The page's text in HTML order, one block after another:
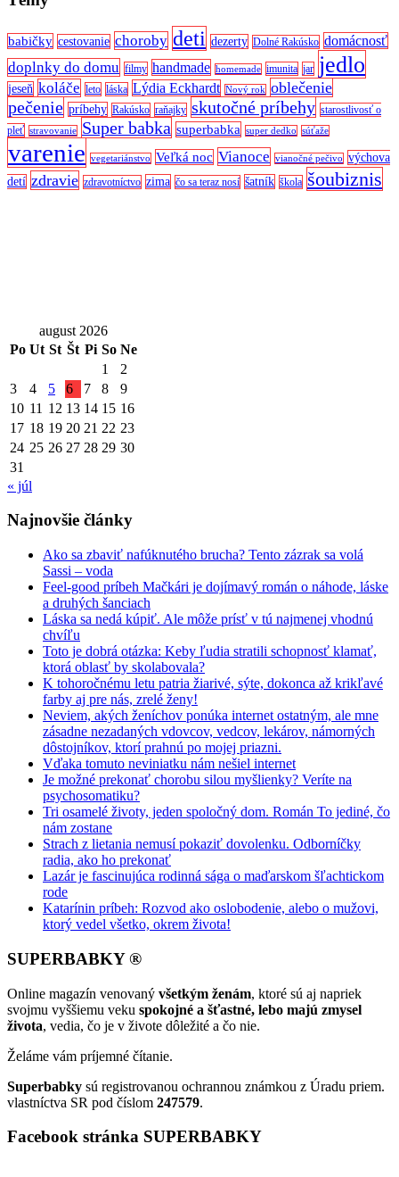
babičky cestovanie choroby deti dezerty Dolné Rakúsko domácnosť
doplnky do domu filmy handmade homemade imunita jar jedlo
jeseň koláče leto láska Lýdia Eckhardt Nový rok oblečenie
pečenie príbehy Rakúsko raňajky skutočné príbehy starostlivosť o
pleť stravovanie Super babka superbabka super dedko súťaže
varenie vegetariánstvo Veľká noc Vianoce vianočné pečivo
výchova
detí zdravie zdravotníctvo zima čo sa teraz nosí šatník škola šoubiznis
august 2026
Po Ut St Št Pi So Ne
1
2
3
4 5 6 7 8
9
10 11 12 13 14 15 16
17 18 19 20 21 22 23
24 25 26 27 28 29 30
31
« júl
Najnovšie články
Ako sa zbaviť nafúknutého brucha? Tento zázrak sa volá
Sassi – voda
Feel-good príbeh Mačkári je dojímavý román o náhode, láske
a druhých šanciach
Láska sa nedá kúpiť. Ale môže prísť v tú najmenej vhodnú
chvíľu
Toto je dobrá otázka: Keby ľudia stratili schopnosť klamať,
ktorá oblasť by skolabovala?
K tohoročnému letu patria žiarivé, sýte, dokonca až krikľavé
farby aj pre nás, zrelé ženy!
Neviem, akých ženíchov ponúka internet ostatným, ale mne
zásadne nezadaných vdovcov, vedcov, lekárov, námorných
dôstojníkov, ktorí prahnú po mojej priazni.
Vďaka tomuto neviniatku nám nešiel internet
Je možné prekonať chorobu silou myšlienky? Veríte na
psychosomatiku?
Tri osamelé životy, jeden spoločný dom. Román To jediné, čo
nám zostane
Strach z lietania nemusí pokaziť dovolenku. Odborníčky
radia, ako ho prekonať
Lazár je fascinujúca rodinná sága o maďarskom šľachtickom
rode
Katarínin príbeh: Rozvod ako oslobodenie, alebo o mužovi,
ktorý vedel všetko, okrem života!
SUPERBABKY ®
Online magazín venovaný všetkým ženám, ktoré sú aj napriek
svojmu vyššiemu veku spokojné a šťastné, lebo majú zmysel
života, vedia, čo je v živote dôležité a čo nie.
Želáme vám príjemné čítanie.
Superbabky sú registrovanou ochrannou známkou z Úradu priem.
vlastníctva SR pod číslom 247579.
Facebook stránka SUPERBABKY